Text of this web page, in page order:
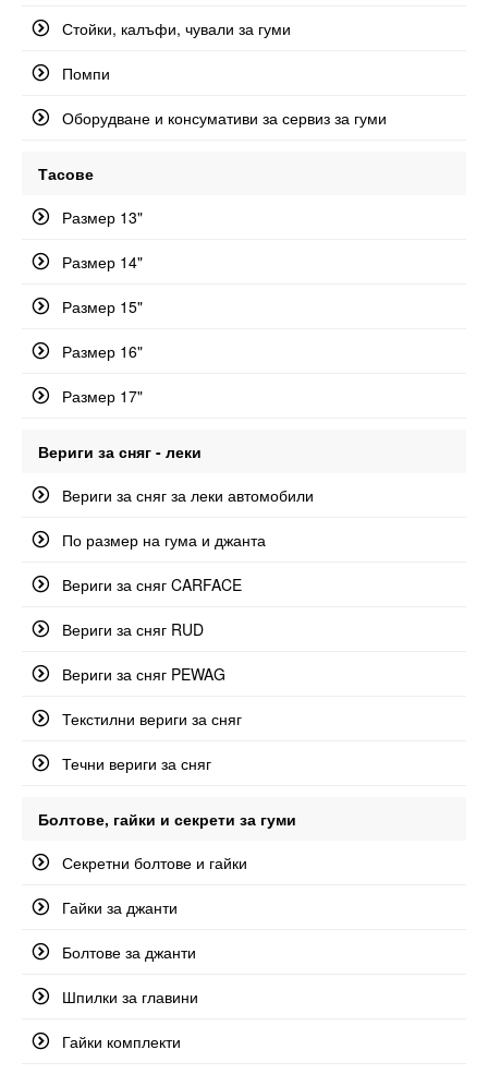
Стойки, калъфи, чували за гуми
Помпи
Оборудване и консумативи за сервиз за гуми
Тасове
Размер 13"
Размер 14"
Размер 15"
Размер 16"
Размер 17"
Вериги за сняг - леки
Вериги за сняг за леки автомобили
По размер на гума и джанта
Вериги за сняг CARFACE
Вериги за сняг RUD
Вериги за сняг PEWAG
Текстилни вериги за сняг
Течни вериги за сняг
Болтове, гайки и секрети за гуми
Секретни болтове и гайки
Гайки за джанти
Болтове за джанти
Шпилки за главини
Гайки комплекти